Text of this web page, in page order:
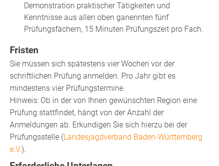
Demonstration praktischer Tätigkeiten und
Kenntnisse aus allen oben ganennten fünf
Prüfungsfächern, 15 Minuten Prüfungszeit pro Fach.
Fristen
Sie müssen sich spätestens vier Wochen vor der
schriftlichen Prüfung anmelden. Pro Jahr gibt es
mindestens vier Prüfungstermine.
Hinweis: Ob in der von Ihnen gewünschten Region eine
Prüfung stattfindet, hängt von der Anzahl der
Anmeldungen ab. Erkundigen Sie sich hierzu bei der
Prüfungsstelle (Landesjagdverband Baden-Württemberg
e.V.).